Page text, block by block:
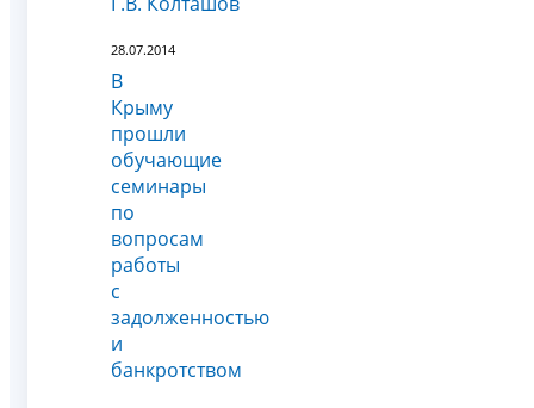
28.07.2014
В
Крыму
прошли
обучающие
семинары
по
вопросам
работы
с
задолженностью
и
банкротством